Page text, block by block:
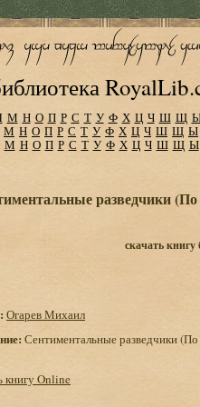
М Н О П Р С Т У Ф Х Ц Ч Ш Щ
М Н О П Р С Т У Ф Х Ц Ч Ш Щ Ы
М Н О П Р С Т У Ф Х Ц Ч Ш Щ Ы
разведчики
скачать книгу
Огарев Михаил
Сентиментальные разведчики
книгу Online